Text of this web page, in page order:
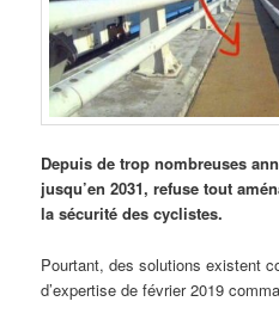
Depuis de trop nombreuses
jusqu’en 2031, refuse tout
la sécurité des cyclistes.
Pourtant, des solutions existent
d’expertise de février 2019